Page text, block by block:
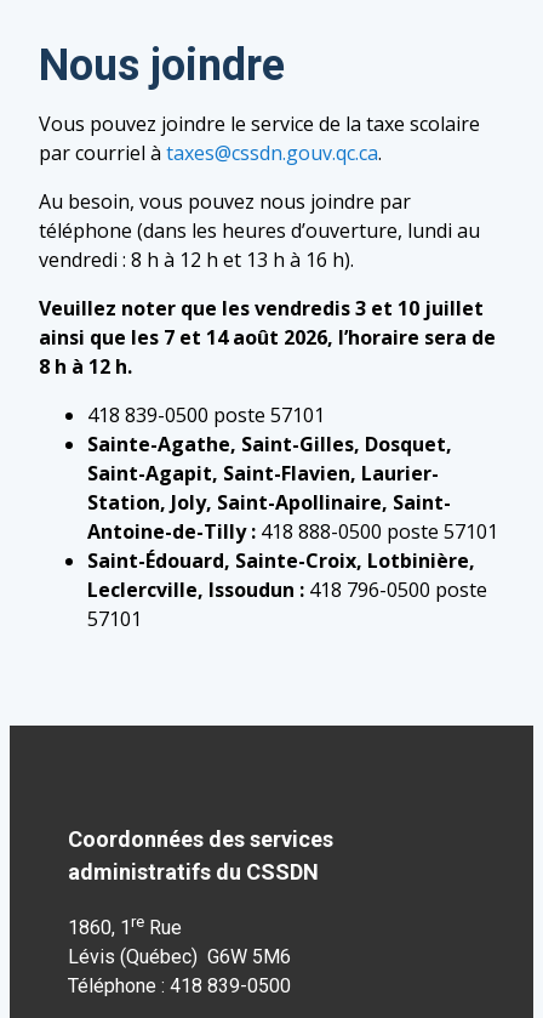
En personne dans la plupart des
institutions financières du Québec
Par la poste à l’adresse suivante
Centre de services scolaire des
Navigateurs
Lévis (Québec) G6W 7N2
transmise aux créanciers hypothécaires.
celui-ci n’est pas conforme à l’état réel
de notre dossier de taxation
Choisir l’optionConsultationet cliquer
consulter les données
Choisir un type de recherche
Rechercher par
Compléter les champs requis selon la
Cliquer sur le boutonRechercher
Téléchargez la convention
d’inscription et d’utilisation des
données
Nous joindre
Vous pouvez joindre le service de la taxe scolaire
par courriel à taxes@cssdn.gouv.qc.ca.
Au besoin, vous pouvez nous joindre par
téléphone (dans les heures d’ouverture, lundi au
vendredi : 8 h à 12 h et 13 h à 16 h).
Veuillez noter que les vendredis 3 et 10 juillet
ainsi que les 7 et 14 août 2026, l’horaire sera de
8 h à 12 h.
418 839-0500 poste 57101
Sainte-Agathe, Saint-Gilles, Dosquet,
Saint-Agapit, Saint-Flavien, Laurier-
Station, Joly, Saint-Apollinaire, Saint-
Antoine-de-Tilly : 418 888-0500 poste 57101
Saint-Édouard, Sainte-Croix, Lotbinière,
Leclercville, Issoudun : 418 796-0500 poste
57101
Coordonnées des services
administratifs du CSSDN
1860, 1re Rue
Lévis (Québec) G6W 5M6
Téléphone : 418 839-0500